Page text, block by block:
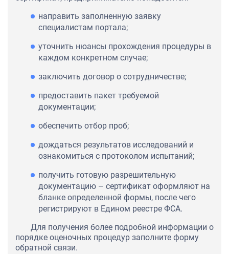
направить заполненную заявку
специалистам портала;
уточнить нюансы прохождения процедуры в
каждом конкретном случае;
заключить договор о сотрудничестве;
предоставить пакет требуемой
документации;
обеспечить отбор проб;
дождаться результатов исследований и
ознакомиться с протоколом испытаний;
получить готовую разрешительную
документацию – сертификат оформляют на
бланке определенной формы, после чего
регистрируют в Едином реестре ФСА.
Для получения более подробной информации о
порядке оценочных процедур заполните форму
обратной связи.